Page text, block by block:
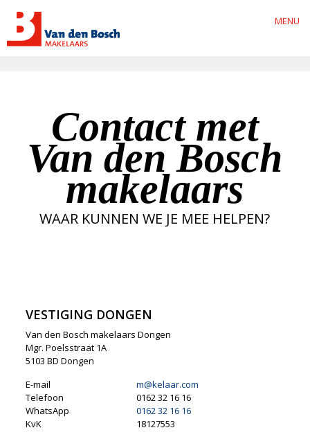
MENU
Contact met
Van den Bosch
makelaars
WAAR KUNNEN WE JE MEE HELPEN?
VESTIGING DONGEN
Van den Bosch makelaars Dongen
Mgr. Poelsstraat 1A
5103 BD Dongen
E-mail
Telefoon
WhatsApp
KvK
m@kelaar.com
0162 32 16 16
0162 32 16 16
18127553